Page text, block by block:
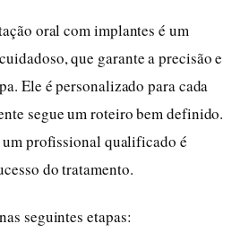
oral com implantes é um
que garante a precisão e
Ele é personalizado para cada
segue um roteiro bem definido.
um profissional qualificado é
do tratamento.
seguintes etapas: